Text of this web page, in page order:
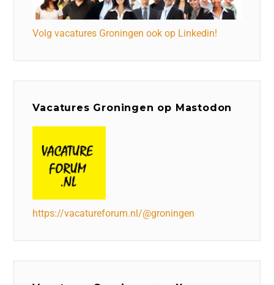
Volg vacatures Groningen ook op Linkedin!
Vacatures Groningen op Mastodon
https://vacatureforum.nl/@groningen